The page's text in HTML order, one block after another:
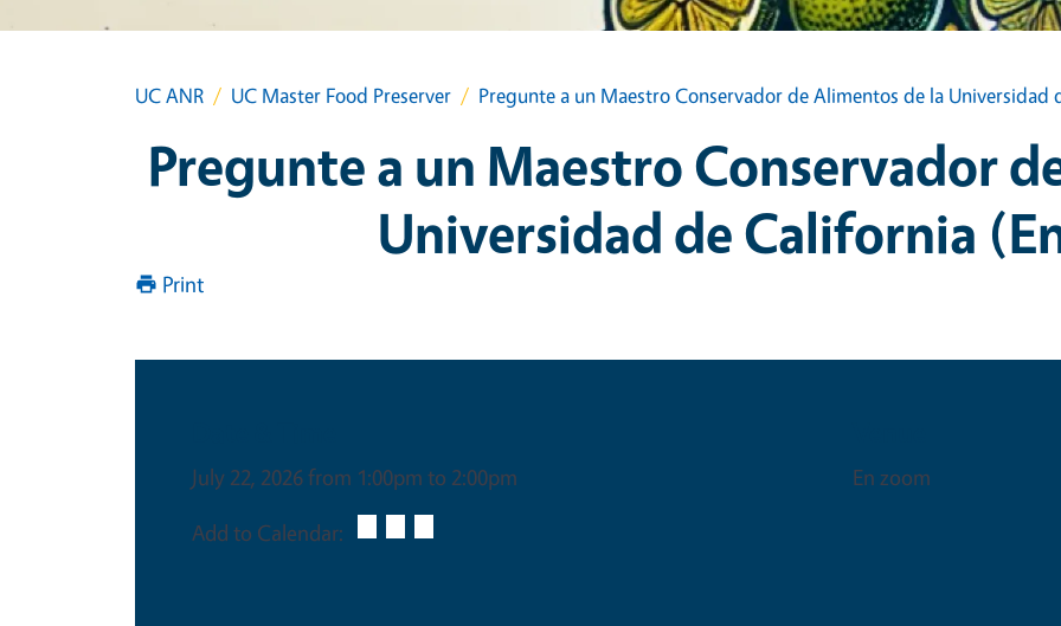
UC ANR UC Master Food Preserver Pregunte a un Maestro Conservador de Alimentos de la Universidad
Pregunte a un Maestro Conservador
Universidad de California
Print
July 22, 2026 from 1:00pm to 2:00pm
Add to Calendar:
En zoom